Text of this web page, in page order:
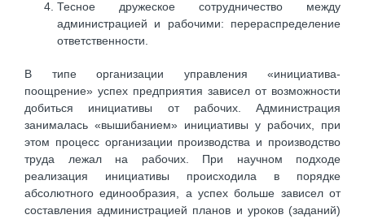
Тесное дружеское сотрудничество между
администрацией и рабочими: перераспределение
ответственности.
В типе организации управления «инициатива-
поощрение» успех предприятия зависел от возможности
добиться инициативы от рабочих. Администрация
занималась «вышибанием» инициативы у рабочих, при
этом процесс организации производства и производство
труда лежал на рабочих. При научном подходе
реализация инициативы происходила в порядке
абсолютного единообразия, а успех больше зависел от
составления администрацией планов и уроков (заданий)